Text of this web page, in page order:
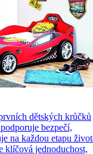
dětských krůčků
bezpečí,
na každou etapu
klíčová jednoduchost,